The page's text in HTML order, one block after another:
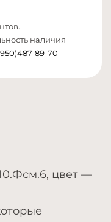
наличия
89-70
цвет —